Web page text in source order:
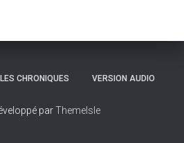
CHRONIQUES VERSION AUDIO
parThemeIsle